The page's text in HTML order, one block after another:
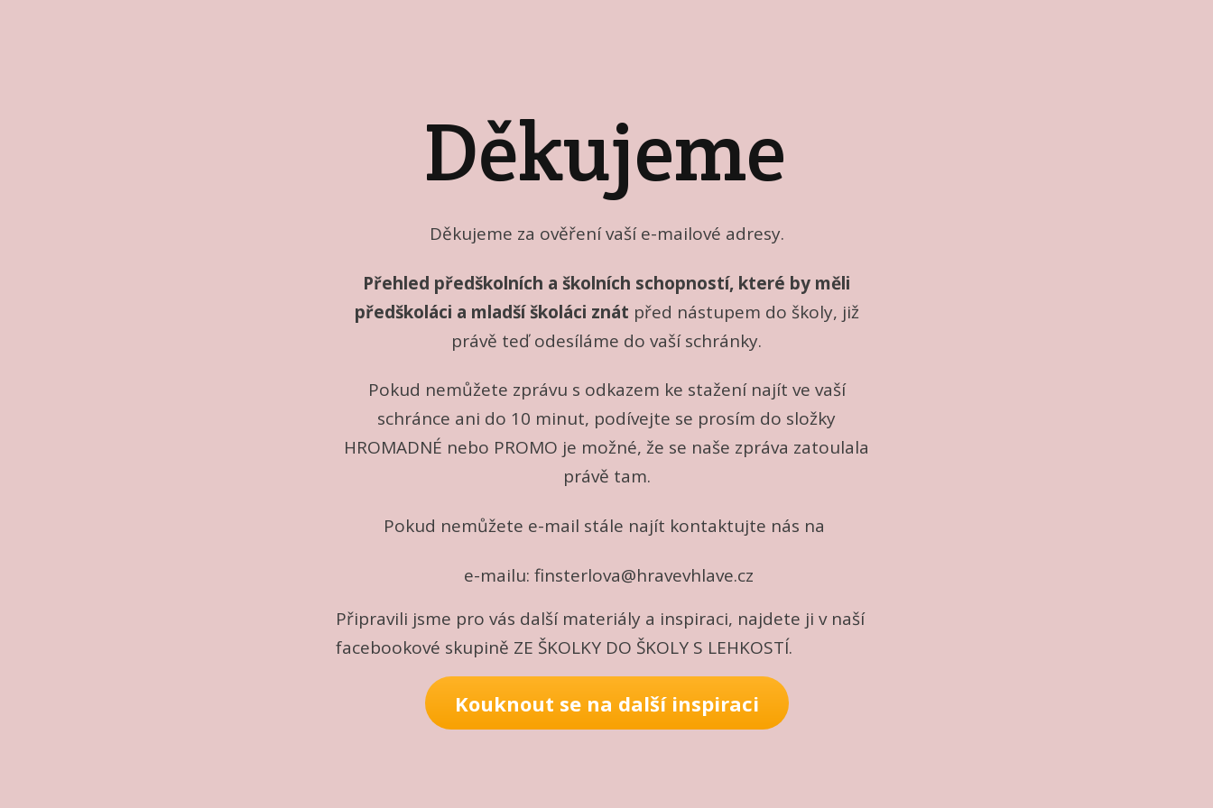
Děkujeme
Děkujeme za ověření vaší e-mailové adresy.
Přehled předškolních a školních schopností, které by měli
předškoláci a mladší školáci znát před nástupem do školy, již
právě teď odesíláme do vaší schránky.
Pokud nemůžete zprávu s odkazem ke stažení najít ve vaší
schránce ani do 10 minut, podívejte se prosím do složky
HROMADNÉ nebo PROMO je možné, že se naše zpráva zatoulala
právě tam.
Pokud nemůžete e-mail stále najít kontaktujte nás na
e-mailu: finsterlova@hravevhlave.cz
Připravili jsme pro vás další materiály a inspiraci, najdete ji v naší
facebookové skupině ZE ŠKOLKY DO ŠKOLY S LEHKOSTÍ.
Kouknout se na další inspiraci